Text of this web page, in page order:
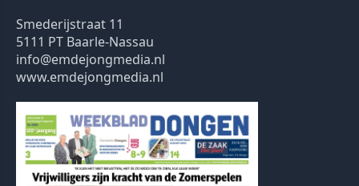
Smederijstraat 11
5111 PT Baarle-Nassau
info@emdejongmedia.nl
www.emdejongmedia.nl